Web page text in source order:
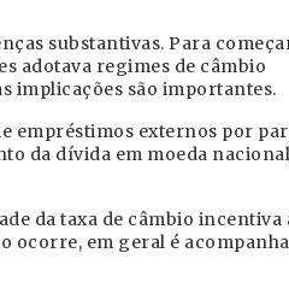
substantivas. Para
adotava regimes de câmbio
implicações são importantes.
empréstimos externos por
da dívida em moeda
da taxa de câmbio incentiva
ocorre, em geral é